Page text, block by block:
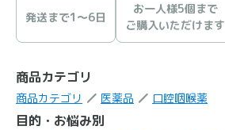
発送まで1〜6日
お一人様5個まで
ご購入いただけます
商品カテゴリ
商品カテゴリ 医薬品 口腔咽喉薬
目的・お悩み別